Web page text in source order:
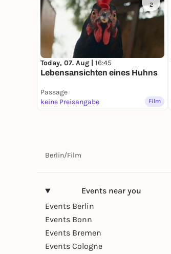
2
Today, 07. Aug | 16:45
Lebensansichten eines Huhns
Passage
keine Preisangabe
Film
Berlin/Film
Events near you
Events Berlin
Events Bonn
Events Bremen
Events Cologne